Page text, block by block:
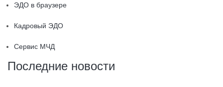
ЭДО в браузере
Кадровый ЭДО
Сервис МЧД
Последние новости